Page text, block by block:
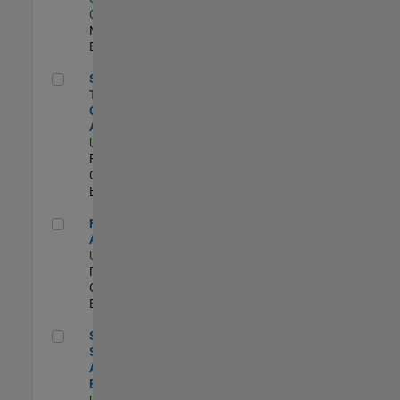
Clara
Marketing |
Experimentado
Senior Global Trade Compliance Analyst
Senior Global
Trade
Compliance
Analyst
US-MA-Natick
Finance and
Operations |
Experimentado
Financial Analyst (FP&A)
Financial
Analyst (FP&A)
US-MA-Natick
Finance and
Operations |
Experimentado
Senior Security Assurance Engineer
Senior
Security
Assurance
Engineer